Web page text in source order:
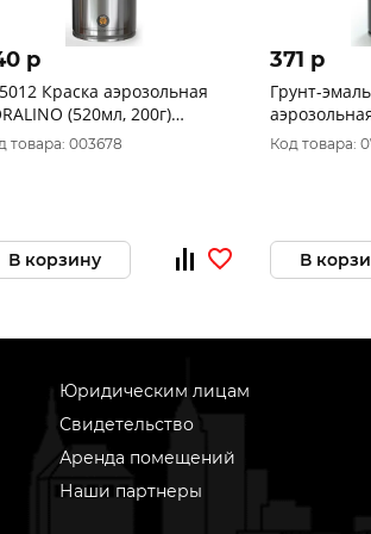
p
Краска аэрозольная
(520мл, 200г)
Голубой
товара: 003678
В корзину
371 p
Грунт-
270г.),
Матовый
Код товара:
В
Юридическим лицам
Свидетельство
Аренда помещений
Наши партнеры